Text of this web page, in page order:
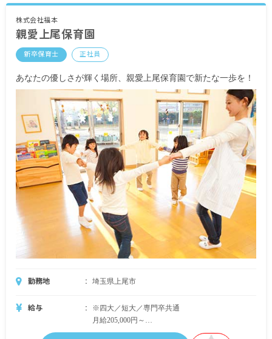
・住宅手当 （園規定あり））
通勤手当：交通費実費支給（車の場合は園規定に
賞与：年2回（計4カ月）
株式会社福本
親愛上尾保育園
新卒保育士 正社員
あなたの優しさが輝く場所、親愛上尾保育園で新たな一歩を！
勤務地 埼玉県上尾市
給与
※四大／短大／専門卒共通
月給205,000円～
・内訳